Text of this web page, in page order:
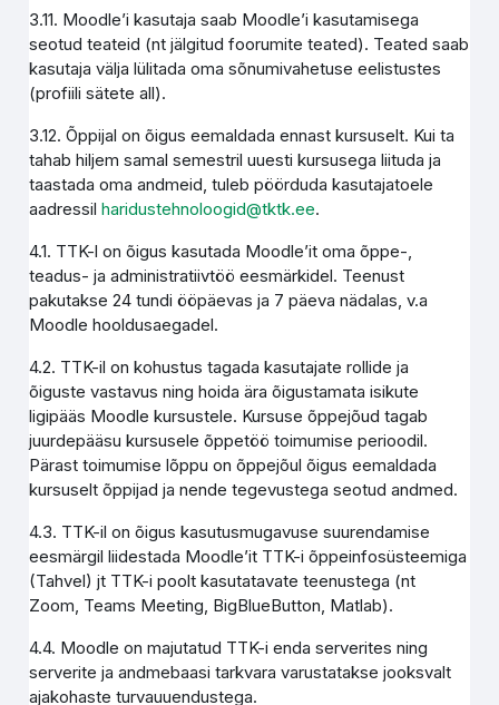
3.11. Moodle’i kasutaja saab Moodle’i kasutamisega
seotud teateid (nt jälgitud foorumite teated). Teated saab
kasutaja välja lülitada oma sõnumivahetuse eelistustes
(profiili sätete all).
3.12. Õppijal on õigus eemaldada ennast kursuselt. Kui ta
tahab hiljem samal semestril uuesti kursusega liituda ja
taastada oma andmeid, tuleb pöörduda kasutajatoele
aadressilharidustehnoloogid@tktk.ee.
4.1. TTK-l on õigus kasutada Moodle’it oma õppe-,
teadus- ja administratiivtöö eesmärkidel. Teenust
pakutakse 24 tundi ööpäevas ja 7 päeva nädalas, v.a
Moodle hooldusaegadel.
4.2. TTK-il on kohustus tagada kasutajate rollide ja
õiguste vastavus ning hoida ära õigustamata isikute
ligipääs Moodle kursustele. Kursuse õppejõud tagab
juurdepääsu kursusele õppetöö toimumise perioodil.
Pärast toimumise lõppu on õppejõul õigus eemaldada
kursuselt õppijad ja nende tegevustega seotud andmed.
4.3. TTK-il on õigus kasutusmugavuse suurendamise
eesmärgil liidestada Moodle’it TTK-i õppeinfosüsteemiga
(Tahvel) jt TTK-i poolt kasutatavate teenustega (nt
Zoom, Teams Meeting, BigBlueButton, Matlab).
4.4. Moodle on majutatud TTK-i enda serverites ning
serverite ja andmebaasi tarkvara varustatakse jooksvalt
ajakohaste turvauuendustega.